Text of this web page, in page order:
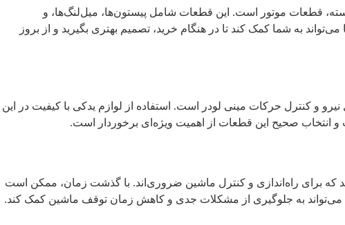
قطعات موتور است. این قطعات شامل پیستون‌ها، میل‌لنگ‌ها، و
به شما کمک کند تا در هنگام خرید، تصمیم بهتری بگیرید و از بروز
و کنترل حرکات مینی لودر است. استفاده از لوازم یدکی با کیفیت در این
و انتخاب صحیح این قطعات از اهمیت ویژه‌ای برخوردار است.
که برای راه‌اندازی و کنترل ماشین ضروری‌اند. با گذشت زمان، ممکن است
می‌تواند به جلوگیری از مشکلات جدی و کاهش زمان توقف ماشین کمک کند.